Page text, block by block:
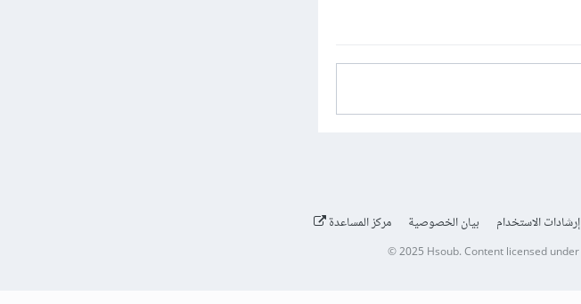
إرشادات الاستخدام بيان الخصوصية مركز المساعدة
© 2025 Hsoub.Content licensed under